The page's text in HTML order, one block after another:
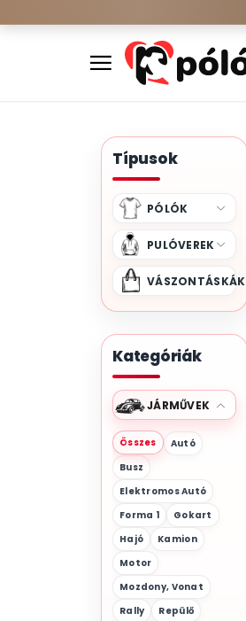
Típusok
PÓLÓK
PULÓVEREK
VÁSZONTÁSKÁK
Kategóriák
JÁRMŰVEK
Összes
Autó
Busz
Elektromos Autó
Forma 1
Gokart
Hajó
Kamion
Motor
Mozdony, Vonat
Rally
Repülő